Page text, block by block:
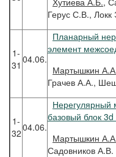
Герус С.В., Локк
1-
31 04.06.
Планарный
элемент
Мартышкин
Грачев А.А.,
1-
3204.06.
Нерегулярный
базовый блок
Мартышкин
Садовников А.В.